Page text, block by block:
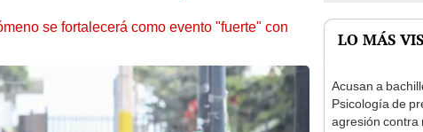
se fortalecerá como evento "fuerte" con
LO MÁS
Acusan a
Psicología de
agresión contra